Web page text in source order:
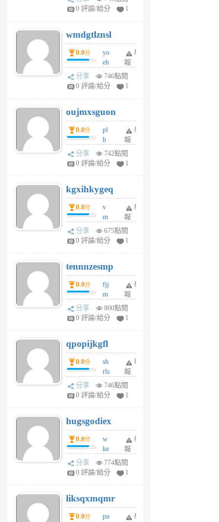
Jc
R
P
m
v
A
V
個
月
前
0 評論/給分
1
wmdgtlznsl
0.0分
yo
eh
ld
gy
個
月
前
舉
報
分享
746點閱
0 評論/給分
1
oujmxsguon
0.0分
pl
h
wi
w
6
個
月
前
舉
報
分享
742點閱
0 評論/給分
1
kgxihkygeq
0.0分
v
m
sg
sr
6
個
月
前
舉
報
分享
675點閱
0 評論/給分
1
tennnzesmp
0.0分
fjj
m
w
rs
6
個
月
前
舉
報
分享
800點閱
0 評論/給分
1
qpopijkgfl
0.0分
sh
rls
k
m
6
個
月
前
舉
報
分享
746點閱
0 評論/給分
1
hugsgodiex
0.0分
w
ke
rv
pj
6
個
月
舉
報
分享
774點閱
0 評論/給分
1
liksqxmqmr
0.0分
pn
舉